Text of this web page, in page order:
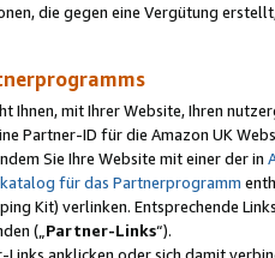
die gegen eine Vergütung
Ihnen, mit Ihrer Website, Ihren
Partner-ID für die Amazon UK
Sie Ihre Website mit einer der in
für das Partnerprogramm
Kit) verlinken. Entsprechende
(„ Partner-Links“).
Links anklicken oder sich damit